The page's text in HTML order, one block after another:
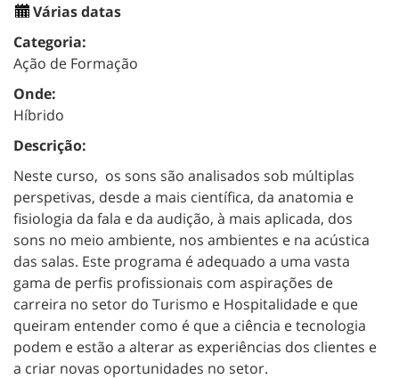
Várias datas
Categoria:
Ação de Formação
Onde:
Híbrido
Descrição:
Neste curso, os sons são analisados sob múltiplas
perspetivas, desde a mais científica, da anatomia e
fisiologia da fala e da audição, à mais aplicada, dos
sons no meio ambiente, nos ambientes e na acústica
das salas. Este programa é adequado a uma vasta
gama de perfis profissionais com aspirações de
carreira no setor do Turismo e Hospitalidade e que
queiram entender como é que a ciência e tecnologia
podem e estão a alterar as experiências dos clientes e
a criar novas oportunidades no setor.